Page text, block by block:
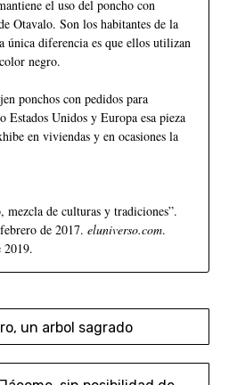
el uso del poncho con
Otavalo. Son los habitantes de la
única diferencia es que ellos utilizan
negro.
ponchos con pedidos para
Estados Unidos y Europa esa pieza
en viviendas y en ocasiones la
mezcla de culturas y tradiciones”.
de 2017. eluniverso.com.
2019.
un arbol sagrado